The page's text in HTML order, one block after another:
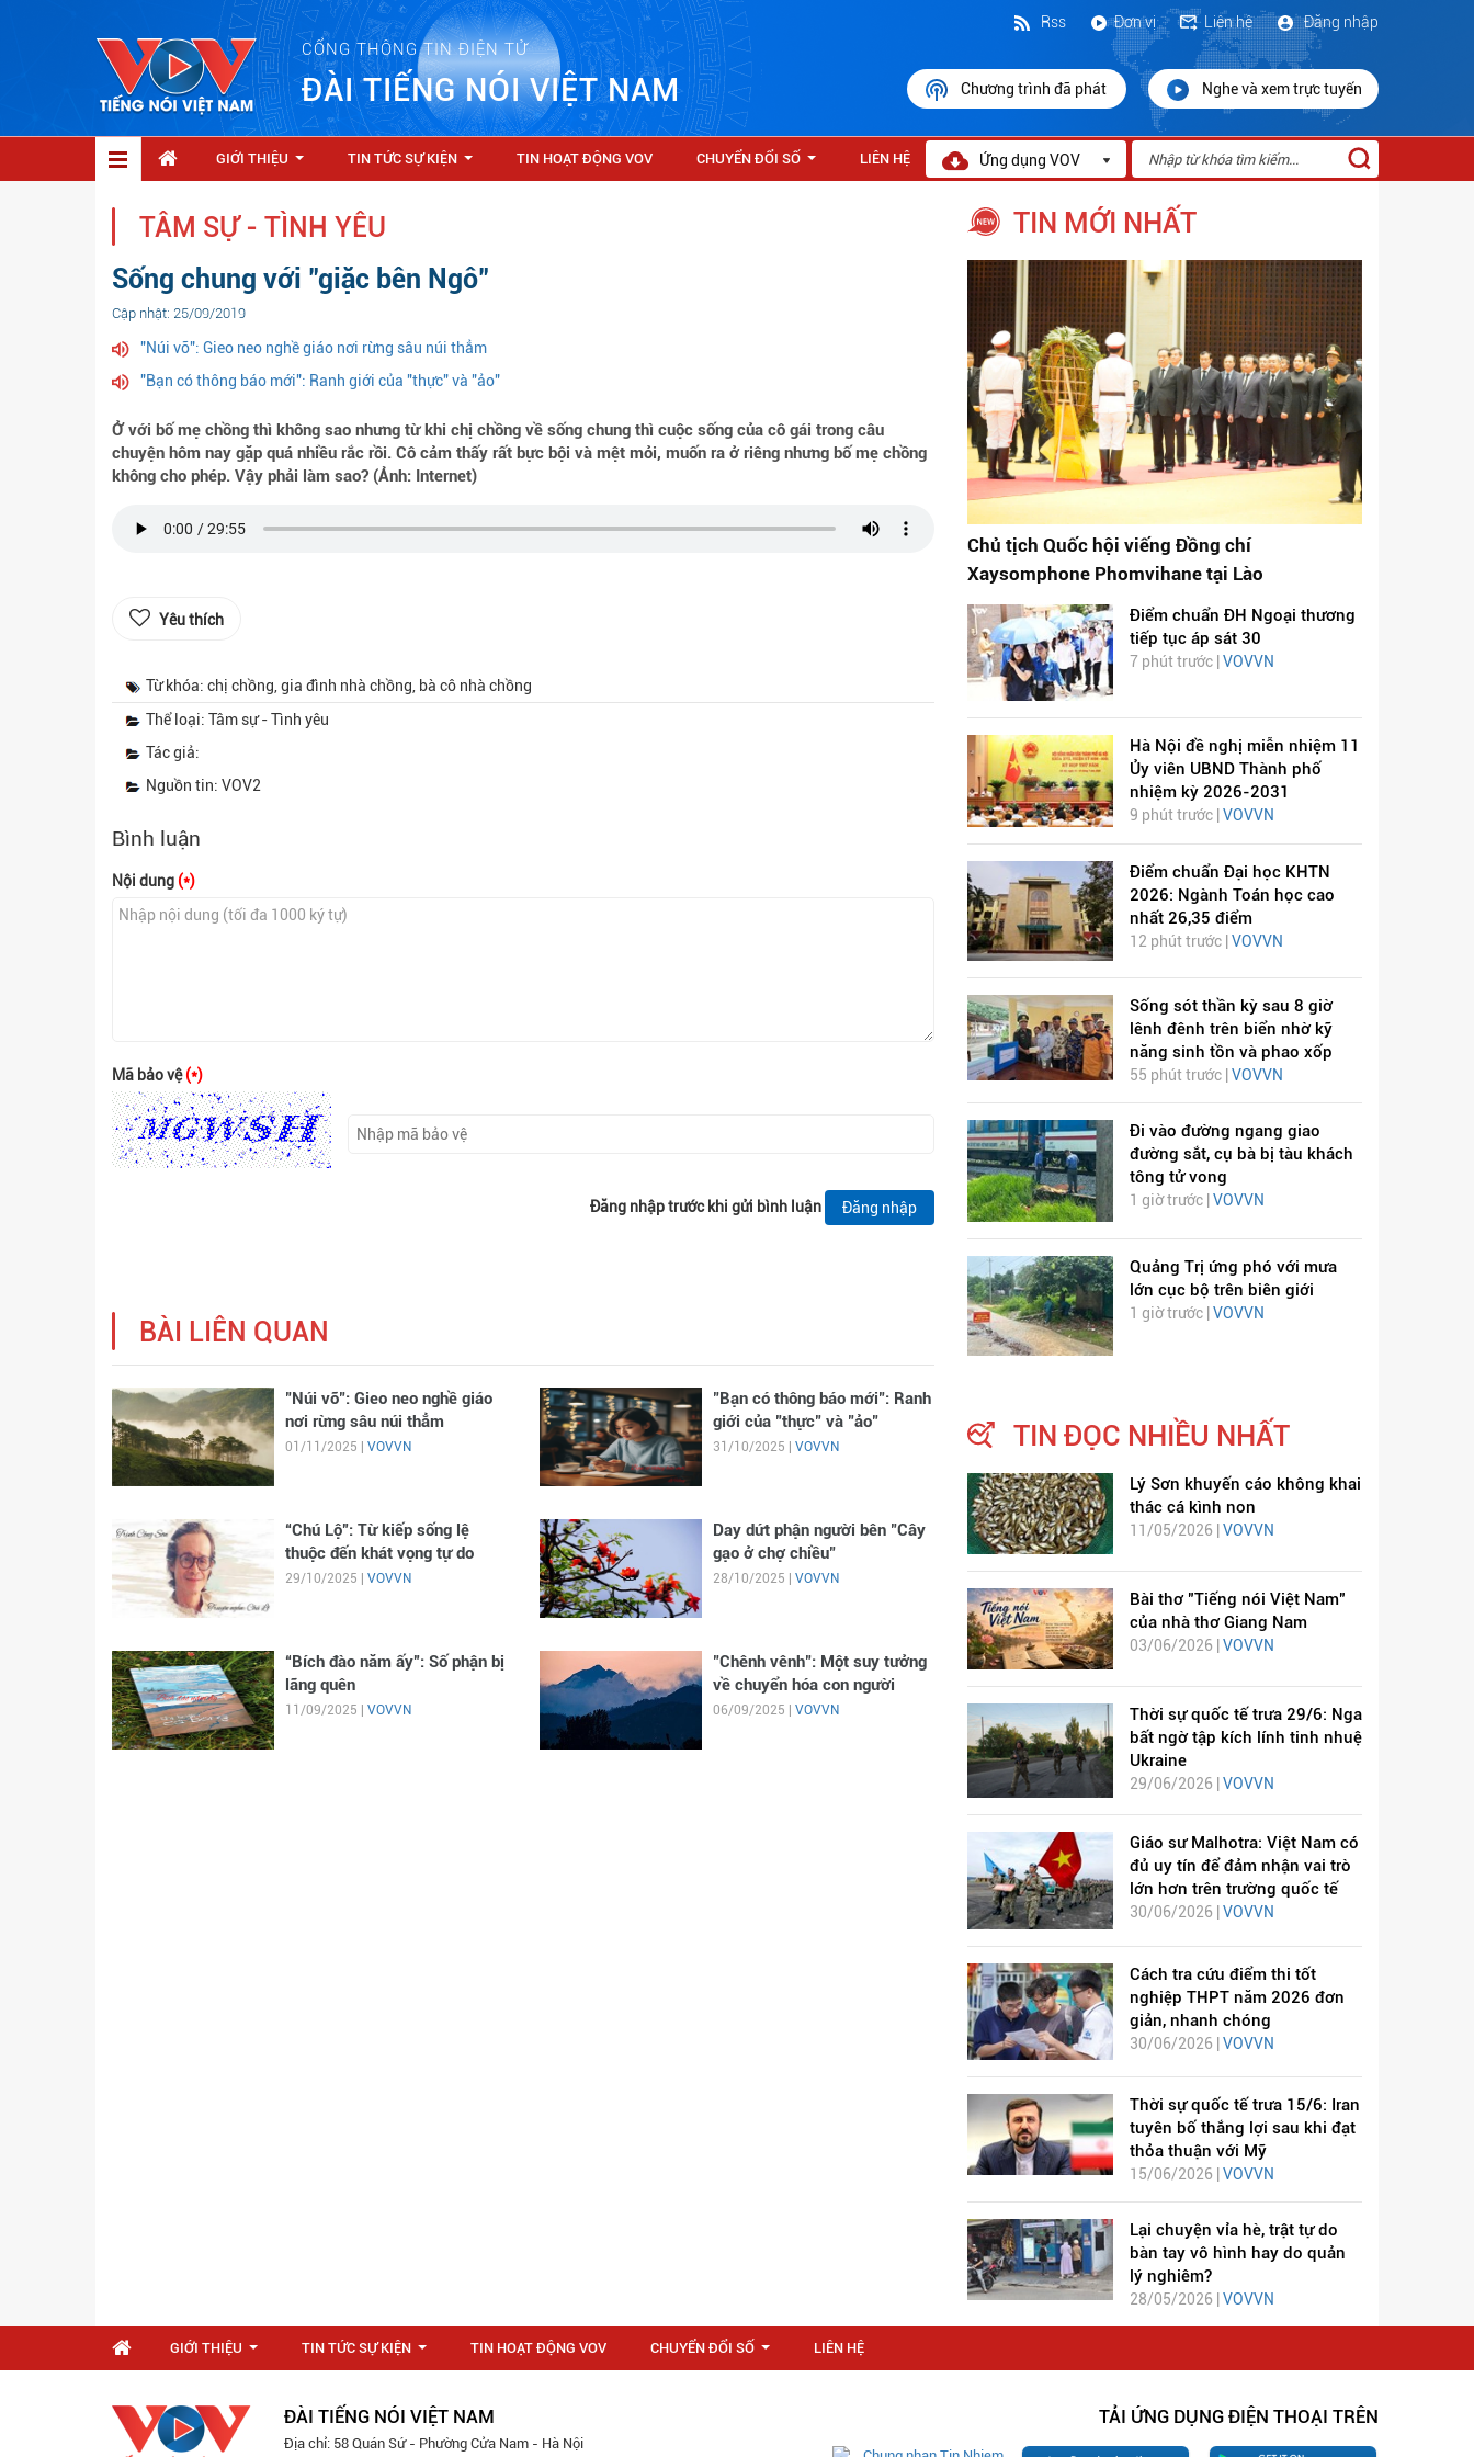
CỔNG THÔNG TIN ĐIỆN TỬ
ĐÀI TIẾNG NÓI VIỆT NAM
Đăng nhập
Liên hệ
Đơn vị
Rss
Chương trình đã phát Nghe và xem trực tuyến
GIỚI THIỆU TIN TỨC SỰ KIỆN TIN HOẠT ĐỘNG VOV CHUYỂN ĐỔI SỐ LIÊN HỆ Ứng dụng VOV
TÂM SỰ - TÌNH YÊU
Sống chung với "giặc bên Ngô"
Cập nhật: 25/09/2019
"Núi vỡ": Gieo neo nghề giáo nơi rừng sâu núi thẳm
"Bạn có thông báo mới": Ranh giới của "thực" và "ảo"
Ở với bố mẹ chồng thì không sao nhưng từ khi chị chồng về sống chung thì cuộc sống của cô gái trong câu
chuyện hôm nay gặp quá nhiều rắc rồi. Cô cảm thấy rất bực bội và mệt mỏi, muốn ra ở riêng nhưng bố mẹ chồng
không cho phép. Vậy phải làm sao? (Ảnh: Internet)
Yêu thích
Từ khóa: chị chồng, gia đình nhà chồng, bà cô nhà chồng
Thể loại: Tâm sự - Tình yêu
Tác giả:
Nguồn tin: VOV2
Bình luận
Nội dung (*)
Mã bảo vệ(*)
Đăng nhập trước khi gửi bình luận Đăng nhập
BÀI LIÊN QUAN
"Núi vỡ": Gieo neo nghề giáo
nơi rừng sâu núi thẳm
01/11/2025 | VOVVN
"Bạn có thông báo mới": Ranh
giới của "thực" và "ảo"
31/10/2025 | VOVVN
“Chú Lộ”: Từ kiếp sống lệ
thuộc đến khát vọng tự do
29/10/2025 | VOVVN
Day dứt phận người bên "Cây
gạo ở chợ chiều"
28/10/2025 | VOVVN
“Bích đào năm ấy”: Số phận bị
lãng quên
11/09/2025 | VOVVN
"Chênh vênh": Một suy tưởng
về chuyển hóa con người
06/09/2025 | VOVVN
TIN MỚI NHẤT
Chủ tịch Quốc hội viếng Đồng chí
Xaysomphone Phomvihane tại Lào
Điểm chuẩn ĐH Ngoại thương
tiếp tục áp sát 30
7 phút trước |VOVVN
Hà Nội đề nghị miễn nhiệm 11
Ủy viên UBND Thành phố
nhiệm kỳ 2026-2031
9 phút trước | VOVVN
Điểm chuẩn Đại học KHTN
2026: Ngành Toán học cao
nhất 26,35 điểm
12 phút trước | VOVVN
Sống sót thần kỳ sau 8 giờ
lênh đênh trên biển nhờ kỹ
năng sinh tồn và phao xốp
55 phút trước | VOVVN
Đi vào đường ngang giao
đường sắt, cụ bà bị tàu khách
tông tử vong
1 giờ trước | VOVVN
Quảng Trị ứng phó với mưa
lớn cục bộ trên biên giới
1 giờ trước | VOVVN
TIN ĐỌC NHIỀU NHẤT
Lý Sơn khuyến cáo không khai
thác cá kình non
11/05/2026 |VOVVN
Bài thơ "Tiếng nói Việt Nam"
của nhà thơ Giang Nam
03/06/2026 | VOVVN
Thời sự quốc tế trưa 29/6: Nga
bất ngờ tập kích lính tinh nhuệ
Ukraine
29/06/2026 | VOVVN
Giáo sư Malhotra: Việt Nam có
đủ uy tín để đảm nhận vai trò
lớn hơn trên trường quốc tế
30/06/2026 | VOVVN
Cách tra cứu điểm thi tốt
nghiệp THPT năm 2026 đơn
giản, nhanh chóng
30/06/2026 | VOVVN
Thời sự quốc tế trưa 15/6: Iran
tuyên bố thắng lợi sau khi đạt
thỏa thuận với Mỹ
15/06/2026 | VOVVN
Lại chuyện vỉa hè, trật tự do
bàn tay vô hình hay do quản
lý nghiêm?
28/05/2026 | VOVVN
GIỚI THIỆU TIN TỨC SỰ KIỆN TIN HOẠT ĐỘNG VOV CHUYỂN ĐỔI SỐ LIÊN HỆ
ĐÀI TIẾNG NÓI VIỆT NAM
Địa chỉ: 58 Quán Sứ - Phường Cửa Nam - Hà Nội
TẢI ỨNG DỤNG ĐIỆN THOẠI TRÊN